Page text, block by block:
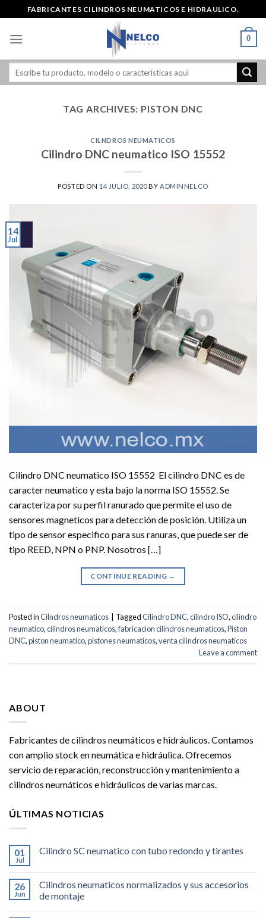
content
FABRICANTES CILINDROS NEUMATICOS E HIDRAULICO.
0
TAG ARCHIVES: PISTON DNC
CILNDROS NEUMATICOS
Cilindro DNC neumatico ISO 15552
POSTED ON 14 JULIO, 2020BYADMINNELCO
14
Jul
Cilindro DNC neumatico ISO 15552 El cilindro DNC es de
caracter neumatico y esta bajo la norma ISO 15552. Se
caracteriza por su perfil ranurado que permite el uso de
sensores magneticos para detección de posición. Utiliza un
tipo de sensor especifico para sus ranuras, que puede ser de
tipo REED, NPN o PNP. Nosotros […]
CONTINUE READING →
Posted inCilndros neumaticos TaggedCilindro DNC,cilindro ISO,cilindro
neumatico,cilindros neumaticos,fabricacion cilindros neumaticos,Piston
DNC,piston neumatico,pistones neumaticos,venta cilindros neumaticos
Leave a comment
ABOUT
Fabricantes de cilindros neumáticos e hidráulicos. Contamos
con amplio stock en neumática e hidráulica. Ofrecemos
servicio de reparación, reconstrucción y mantenimiento a
cilindros neumáticos e hidráulicos de varias marcas.
ÚLTIMAS NOTICIAS
01
Jul
Cilindro SC neumatico con tubo redondo y tirantes
26
Jun
Cilindros neumaticos normalizados y sus accesorios
de montaje